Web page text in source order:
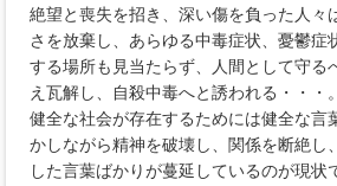
絶望と喪失を招き、深い傷を負った人々
さを放棄し、あらゆる中毒症状、憂鬱症
する場所も見当たらず、人間として守る
え瓦解し、自殺中毒へと誘われる・・・
健全な社会が存在するためには健全な言
かしながら精神を破壊し、関係を断絶し
した言葉ばかりが蔓延しているのが現状